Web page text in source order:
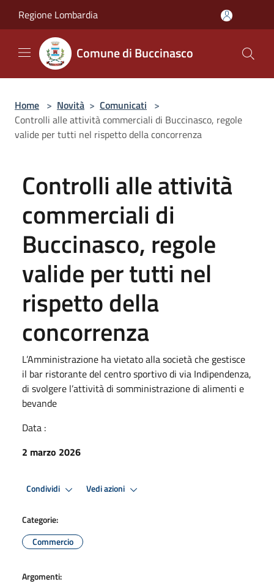
Regione Lombardia
Comune di Buccinasco
Home > Novità > Comunicati >
Controlli alle attività commerciali di Buccinasco, regole
valide per tutti nel rispetto della concorrenza
Controlli alle attività
commerciali di
Buccinasco, regole
valide per tutti nel
rispetto della
concorrenza
L’Amministrazione ha vietato alla società che gestisce
il bar ristorante del centro sportivo di via Indipendenza,
di svolgere l’attività di somministrazione di alimenti e
bevande
Data :
2 marzo 2026
Condividi Vedi azioni
Categorie:
Commercio
Argomenti: